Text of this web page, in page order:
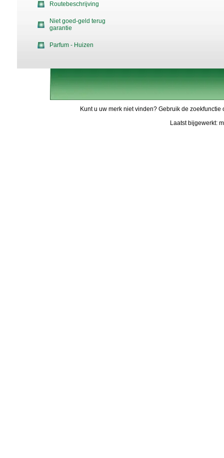
Routebeschrijving
Niet goed-geld terug
garantie
Parfum - Huizen
Kunt u uw merk niet vinden? Gebruik de
Laatst bijgewerkt: